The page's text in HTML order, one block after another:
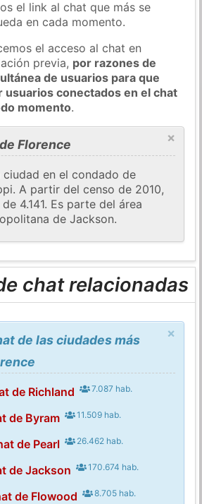
el link al chat que más se
en cada momento.
el acceso al chat en
previa, por razones de
de usuarios para que
usuarios conectados en el chat
momento.
×
Florence
ciudad en el condado de
A partir del censo de 2010,
4.141. Es parte del área
de Jackson.
chat relacionadas
×
de las ciudades más
de Richland 7.087 hab.
de Byram 11.509 hab.
de Pearl 26.462 hab.
de Jackson 170.674 hab.
de Flowood 8.705 hab.